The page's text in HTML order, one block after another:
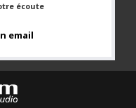
écoute
email